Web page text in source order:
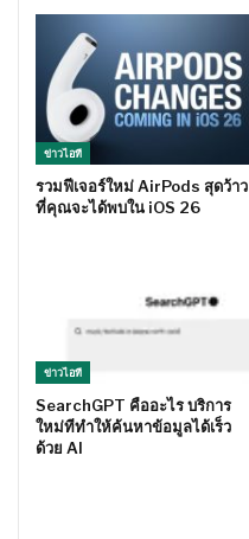
ข่าวไอที
รวมฟีเจอร์ใหม่ AirPods สุดว้าว
ที่คุณจะได้พบใน iOS 26
ข่าวไอที
SearchGPT คืออะไร บริการ
ใหม่ทีทำให้ค้นหาข้อมูลได้เร็ว
ด้วย AI